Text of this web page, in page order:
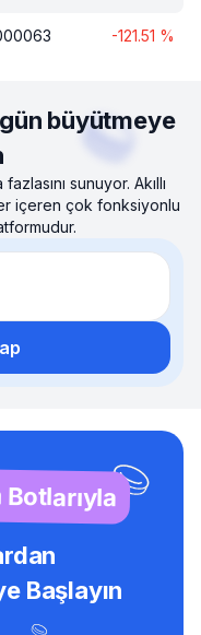
-121.51 %
büyütmeye
sunuyor. Akıllı
içeren çok fonksiyonlu
Başlayın